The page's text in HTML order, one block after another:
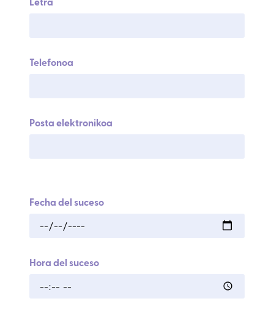
Telefonoa
Posta elektronikoa
Fecha del suceso
Hora del suceso